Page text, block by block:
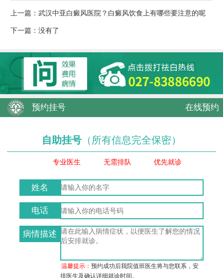
上一篇： 武汉中亚白癜风医院？白癜风饮食上有哪些要注意的呢
下一篇：没有了
预约挂号 在线预约
自助挂号 （所有信息完全保密）
专业医生 无需排队 优先就诊
姓名
电话
病情描述
温馨提示：预约成功后我院值班医生将与您联系，安
排医生及确认详细就诊时间。